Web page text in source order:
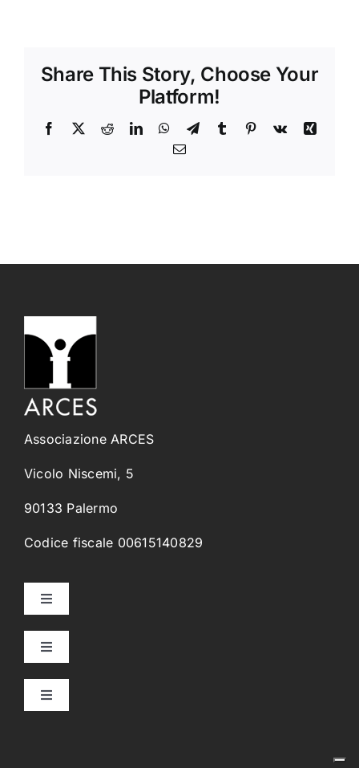
Share This Story, Choose Your
Platform!
Facebook
X RedditLinkedInWhatsApp
TelegramTumblr Pinterest
Vk
Xing
Email
Associazione ARCES
Vicolo Niscemi, 5
90133 Palermo
Codice fiscale 00615140829
Toggle
Home
Chi Siamo
Toggle
Collegi Universitari
Toggle